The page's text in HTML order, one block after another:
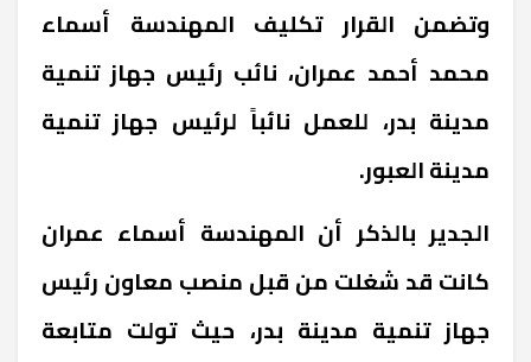
وتضمن القرار تكليف المهندسة أسماء
محمد أحمد عمران، نائب رئيس جهاز تنمية
مدينة بدر، للعمل نائباً لرئيس جهاز تنمية
مدينة العبور.
الجدير بالذكر أن المهندسة أسماء عمران
كانت قد شغلت من قبل منصب معاون رئيس
جهاز تنمية مدينة بدر، حيث تولت متابعة